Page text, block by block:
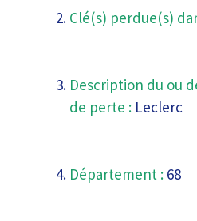
Clé(s) perdue(s)
Description du ou
de perte : Leclerc
Département : 68